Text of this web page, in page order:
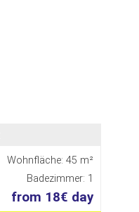
Wohnfläche: 45 m²
Badezimmer: 1
from 18€ day